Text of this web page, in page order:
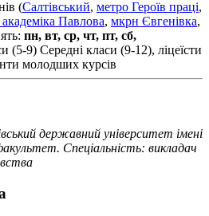
(Салтівський, метро Героїв праці,
Павлова, мкрн Євгенівка,
пн, вт, ср, чт, пт, сб,
(5-9) Середні класи (9-12), ліцеїсти
молодших курсів
державний університет імені
Спеціальність: викладач